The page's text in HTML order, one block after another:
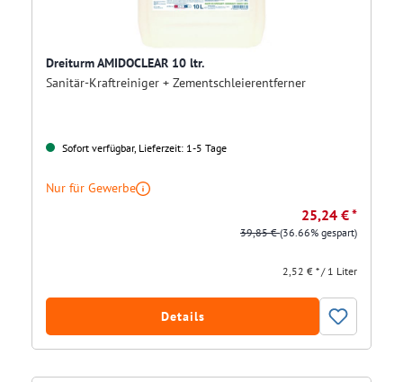
Dreiturm AMIDOCLEAR 10 ltr.
Sanitär-Kraftreiniger + Zementschleierentferner
Sofort verfügbar, Lieferzeit: 1-5 Tage
Nur für Gewerbe
25,24 € *
39,85 €(36.66% gespart)
2,52 € * / 1 Liter
Details